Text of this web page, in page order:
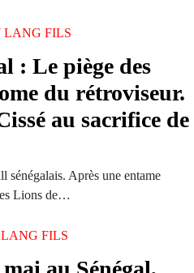
LANG FILS
: Le piège des
du rétroviseur.
au sacrifice de
sénégalais. Après une entame
Lions de…
LANG FILS